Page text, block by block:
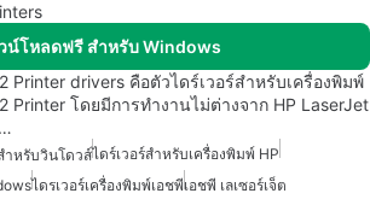
น์โหลดฟรี สำหรับ Windows
Printer drivers คือตัวไดร์เวอร์สำหรับเครื่องพิมพ์
Printer โดยมีการทำงานไม่ต่างจาก HP LaserJet
ำหรับวินโดวส์ไดร์เวอร์สำหรับเครื่องพิมพ์ HP
ไดรเวอร์เครื่องพิมพ์เอชพีเอชพี เลเซอร์เจ็ต